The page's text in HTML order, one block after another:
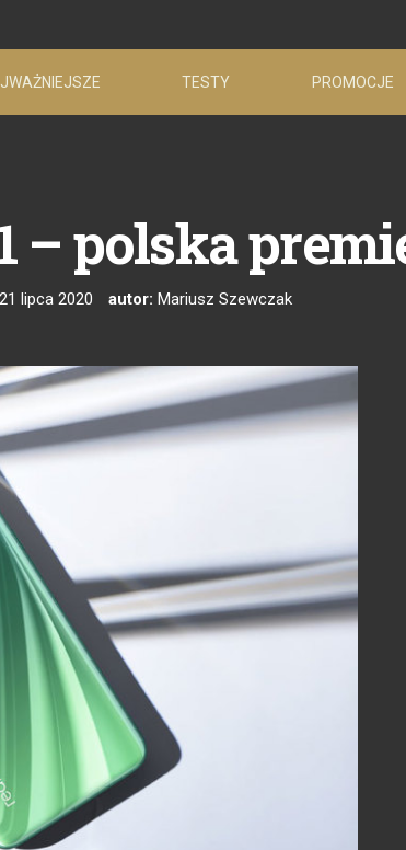
TESTY PROMOCJE
– polska
21 lipca 2020 autor: Mariusz Szewczak